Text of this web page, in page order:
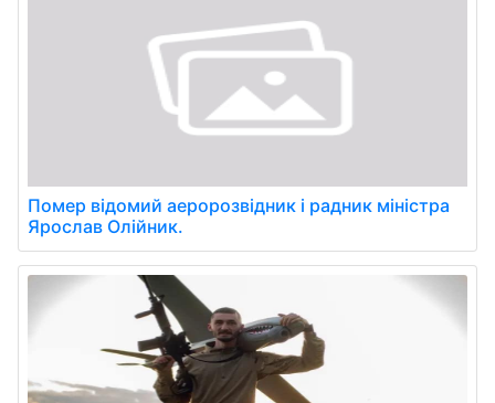
Помер відомий аеророзвідник і радник міністра
Ярослав Олійник.